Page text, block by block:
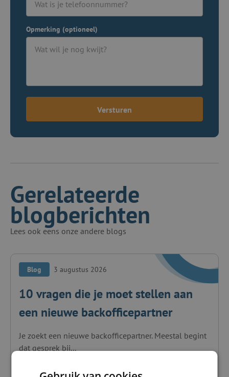
Opmerking (optioneel)
Versturen
Gerelateerde
blogberichten
Lees ook eens onze andere blogs
Blog 3 augustus 2026
10 vragen die je moet stellen aan
een nieuwe backofficepartner
Je zoekt een nieuwe backofficepartner. Meestal begint
dat gesprek bij...
Lees blog